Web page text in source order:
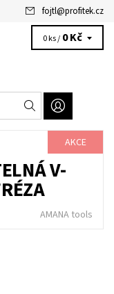
fojtl@profitek.cz
0 ks / 0 Kč
AKCE
V-
AMANA tools
asistentka